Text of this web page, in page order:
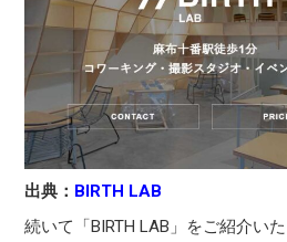
出典： BIRTH LAB
続いて「BIRTH LAB」をご紹介い